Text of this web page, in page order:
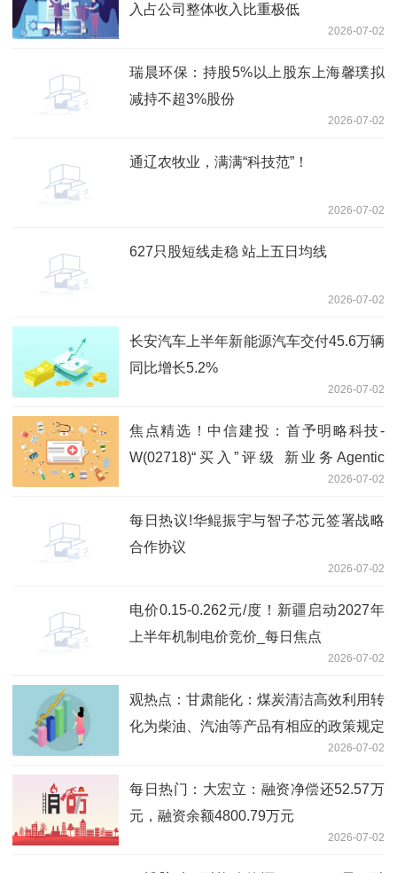
入占公司整体收入比重极低
2026-07-02
瑞晨环保：持股5%以上股东上海馨璞拟
减持不超3%股份
2026-07-02
通辽农牧业，满满“科技范”！
2026-07-02
627只股短线走稳 站上五日均线
2026-07-02
长安汽车上半年新能源汽车交付45.6万辆
同比增长5.2%
2026-07-02
焦点精选！中信建投：首予明略科技-
W(02718)“买入”评级 新业务Agentic
2026-07-02
每日热议!华鲲振宇与智子芯元签署战略
合作协议
2026-07-02
电价0.15-0.262元/度！新疆启动2027年
上半年机制电价竞价_每日焦点
2026-07-02
观热点：甘肃能化：煤炭清洁高效利用转
化为柴油、汽油等产品有相应的政策规定
2026-07-02
每日热门：大宏立：融资净偿还52.57万
元，融资余额4800.79万元
2026-07-02